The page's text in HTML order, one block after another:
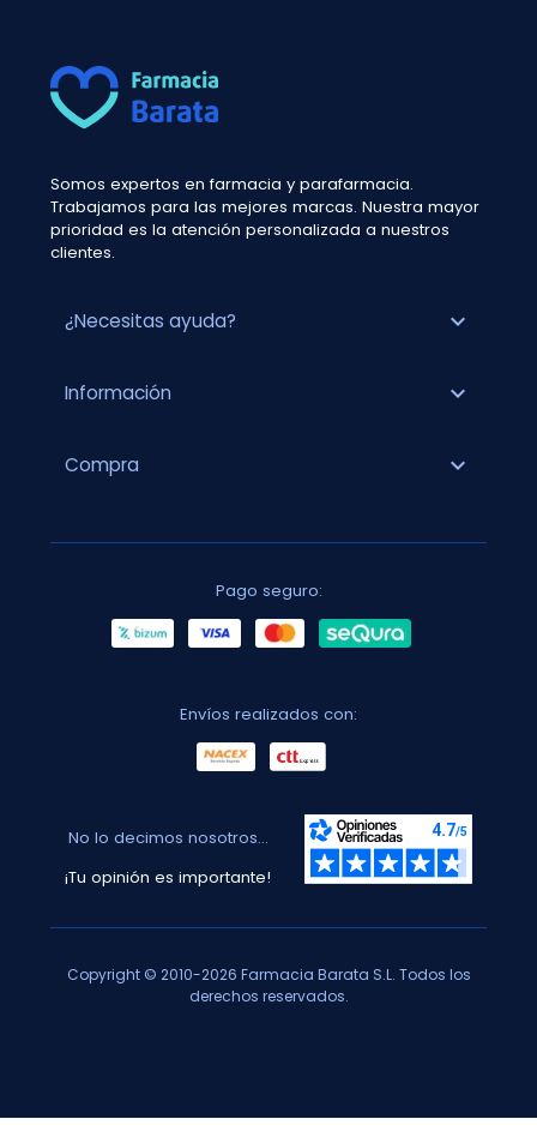
Somos expertos en farmacia y parafarmacia.
Trabajamos para las mejores marcas. Nuestra mayor
prioridad es la atención personalizada a nuestros
clientes.
¿Necesitas ayuda? expand_more
Información expand_more
Compra expand_more
Pago seguro:
Envíos realizados con:
No lo decimos nosotros...
¡Tu opinión es importante!
Copyright © 2010-2026 Farmacia Barata S.L. Todos los
derechos reservados.